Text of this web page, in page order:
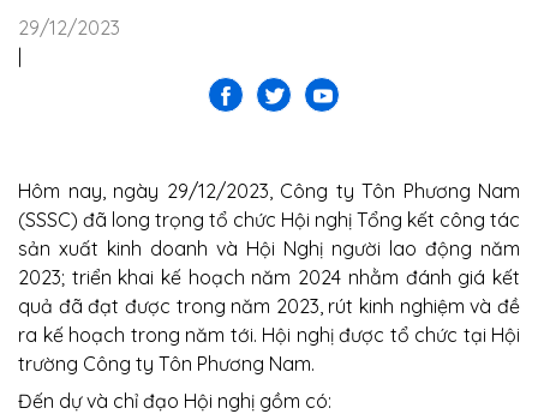
29/12/2023
Hôm nay, ngày 29/12/2023, Công ty Tôn Phương Nam
(SSSC) đã long trọng tổ chức Hội nghị Tổng kết công tác
sản xuất kinh doanh và Hội Nghị người lao động năm
2023; triển khai kế hoạch năm 2024 nhằm đánh giá kết
quả đã đạt được trong năm 2023, rút kinh nghiệm và đề
ra kế hoạch trong năm tới. Hội nghị được tổ chức tại Hội
trường Công ty Tôn Phương Nam.
Đến dự và chỉ đạo Hội nghị gồm có: